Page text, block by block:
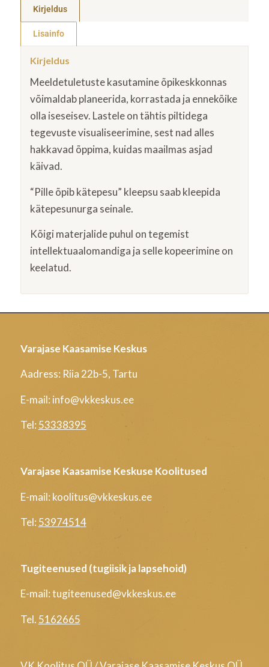
Kirjeldus
Lisainfo
Kirjeldus
Meeldetuletuste kasutamine õpikeskkonnas
võimaldab planeerida, korrastada ja ennekõike
olla iseseisev. Lastele on tähtis piltidega
tegevuste visualiseerimine, sest nad alles
hakkavad õppima, kuidas maailmas asjad
käivad.
“Pille õpib kätepesu” kleepsu saab kleepida
kätepesunurga seinale.
Kõigi materjalide puhul on tegemist
intellektuaalomandiga ja selle kopeerimine on
keelatud.
Varajase Kaasamise Keskus
Aadress: Riia 22b-5, Tartu
E-mail: info@vkkeskus.ee
Tel: 53338395
Varajase Kaasamise Keskuse Koolitused
E-mail: koolitus@vkkeskus.ee
Tel: 53974514
Tugiteenused (tugiisik ja lapsehoid)
E-mail: tugiteenused@vkkeskus.ee
Tel. 5162665